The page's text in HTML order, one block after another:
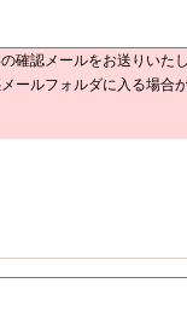
確認メールをお送りいたし
ールフォルダに入る場合が